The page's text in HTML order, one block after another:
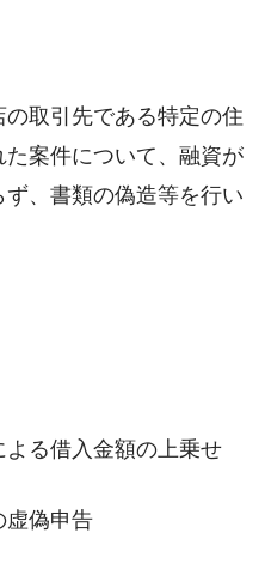
取引先である特定の住
案件について、融資が
、書類の偽造等を行い
る借入金額の上乗せ
偽申告